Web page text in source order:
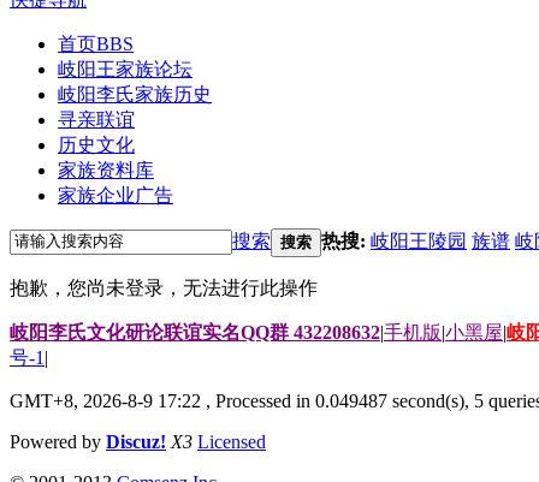
首页BBS
岐阳王家族论坛
岐阳李氏家族历史
寻亲联谊
历史文化
家族资料库
家族企业广告
搜索 搜索 热搜: 岐阳王陵园 族谱 岐
抱歉，您尚未登录，无法进行此操作
岐阳李氏文化研论联谊实名QQ群 432208632|手机版|小黑屋|岐
号-1 |
GMT+8, 2026-8-9 17:22 , Processed in 0.049487 second(s), 5
Powered by Discuz! X3 Licensed